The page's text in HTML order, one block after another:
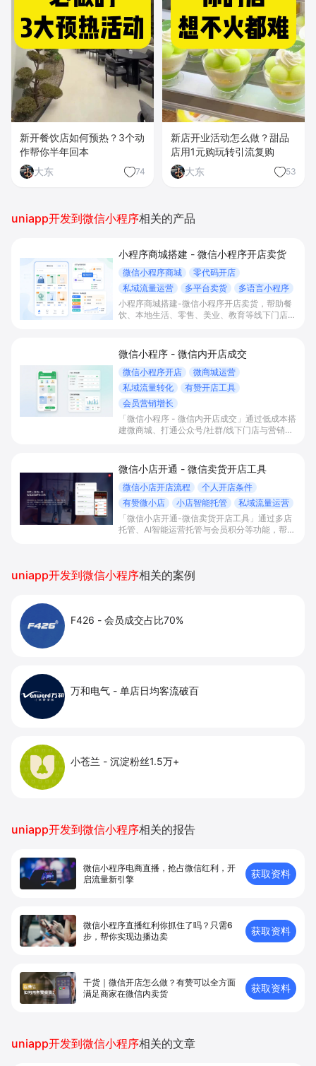
新开餐饮店如何预热？3个动
作帮你半年回本
大东
74
新店开业活动怎么做？甜品
店用1元购玩转引流复购
大东
53
uniapp开发到微信小程序相关的产品
小程序商城搭建 - 微信小程序开店卖货
微信小程序商城
零代码开店
私域流量运营
多平台卖货
多语言小程序
小程序商城搭建-微信小程序开店卖货，帮助餐
饮、本地生活、零售、美业、教育等线下门店及
沉淀自有流量、提升成交与复购。
微信小程序 - 微信内开店成交
微信小程序开店
微商城运营
私域流量转化
有赞开店工具
会员营销增长
「微信小程序 - 微信内开店成交」通过低成本搭
建微商城、打通公众号/社群/线下门店与营销工
收。
微信小店开通 - 微信卖货开店工具
微信小店开店流程
个人开店条件
有赞微小店
小店智能托管
私域流量运营
「微信小店开通-微信卖货开店工具」通过多店
托管、AI智能运营托管与会员积分等功能，帮助
uniapp开发到微信小程序相关的案例
F426 - 会员成交占比70%
万和电气 - 单店日均客流破百
小苍兰 - 沉淀粉丝1.5万+
uniapp开发到微信小程序相关的报告
微信小程序电商直播，抢占微信红利，开
启流量新引擎
获取资料
微信小程序直播红利你抓住了吗？只需6
步，帮你实现边播边卖
获取资料
干货｜微信开店怎么做？有赞可以全方面
满足商家在微信内卖货
获取资料
uniapp开发到微信小程序相关的文章